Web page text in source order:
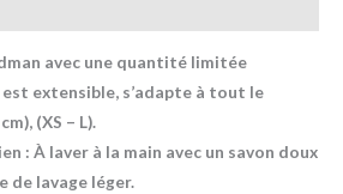
avec une quantité limitée
extensible, s’adapte à tout le
(XS – L).
: À laver à la main avec un savon doux
de lavage léger.